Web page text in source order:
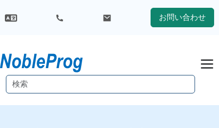
お問い合わせ